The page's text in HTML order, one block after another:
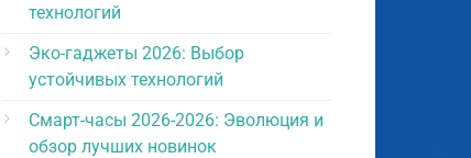
технологий
Эко-гаджеты 2026: Выбор
устойчивых технологий
Смарт-часы 2026-2026: Эволюция и
обзор лучших новинок